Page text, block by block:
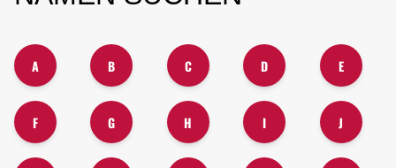
A B C D E
F G H I J